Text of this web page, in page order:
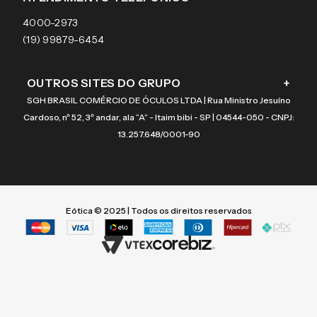
4000-2973
(19) 99879-6454
OUTROS SITES DO GRUPO +
SGH BRASIL COMÉRCIO DE ÓCULOS LTDA | Rua Ministro Jesuíno
Cardoso, nº 52, 3º andar, ala “A” - Itaim bibi - SP | 04544-050 - CNPJ:
13.257.648/0001-90
Eótica © 2025 | Todos os direitos reservados